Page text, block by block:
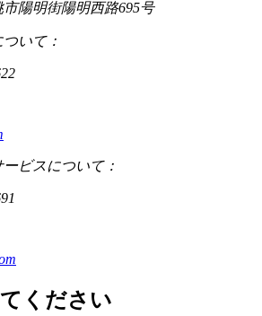
陽明街陽明西路695号
いて：
ビスについて：
ください